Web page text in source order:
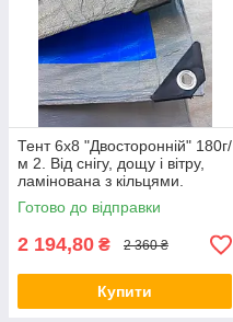
Тент 6x8 "Двосторонній" 180г/
м 2. Від снігу, дощу і вітру,
ламінована з кільцями.
Полог.
Готово до відправки
2 194,80 ₴ 2 360 ₴
Купити